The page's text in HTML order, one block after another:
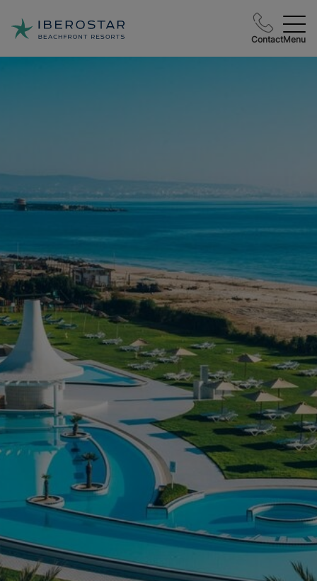
ContactMenu